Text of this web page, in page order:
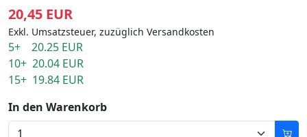
20,45 EUR
Exkl. Umsatzsteuer, zuzüglich Versandkosten
5+ 20.25 EUR
10+ 20.04 EUR
15+ 19.84 EUR
In den Warenkorb